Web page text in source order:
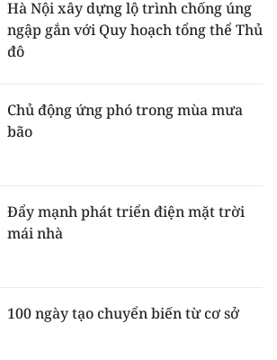
Hà Nội xây dựng lộ trình chống úng
ngập gắn với Quy hoạch tổng thể Thủ
đô
Chủ động ứng phó trong mùa mưa
bão
Đẩy mạnh phát triển điện mặt trời
mái nhà
100 ngày tạo chuyển biến từ cơ sở